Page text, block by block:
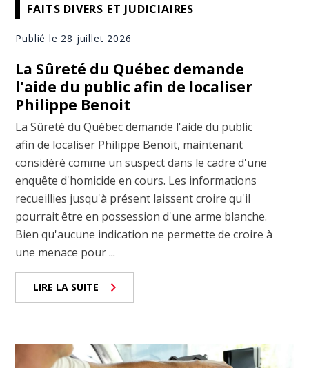
FAITS DIVERS ET JUDICIAIRES
Publié le 28 juillet 2026
La Sûreté du Québec demande
l'aide du public afin de localiser
Philippe Benoit
La Sûreté du Québec demande l'aide du public
afin de localiser Philippe Benoit, maintenant
considéré comme un suspect dans le cadre d'une
enquête d'homicide en cours. Les informations
recueillies jusqu'à présent laissent croire qu'il
pourrait être en possession d'une arme blanche.
Bien qu'aucune indication ne permette de croire à
une menace pour ...
LIRE LA SUITE